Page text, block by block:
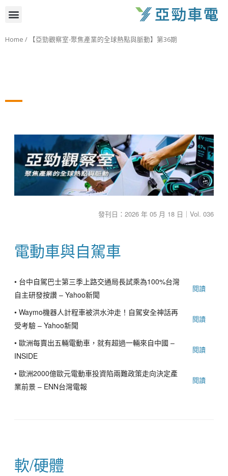
要
選
單
Home / 【亞勁觀察室-聚焦產業的全球熱點與脈動】第36期
發刊日：2026 年 05 月 18 日｜Vol. 036
電動車與自駕車
• 台中自駕巴士第三季上路交通局長試乘為100%台灣
自主研發按讚 – Yahoo新聞
閱讀
• Waymo機器人計程車被洪水沖走！自駕安全神話再
受考驗 – Yahoo新聞
閱讀
• 歐洲每賣出五輛電動車，就有超過一輛來自中國 –
INSIDE
閱讀
• 歐洲2000億歐元電動車投資陷兩難政策走向決定產
業前景 – ENN台灣電報
閱讀
軟/硬體